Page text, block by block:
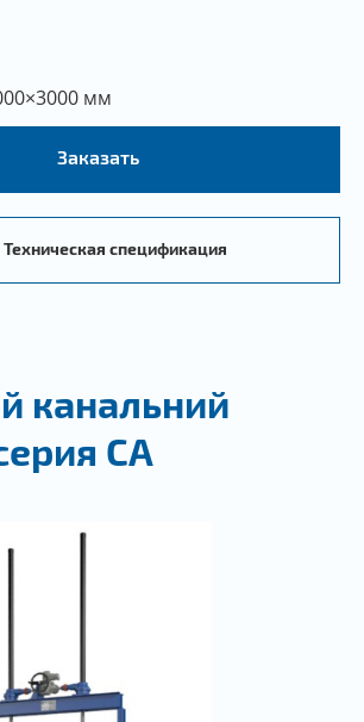
мм
Заказать
Техническая спецификация
канальний
CA